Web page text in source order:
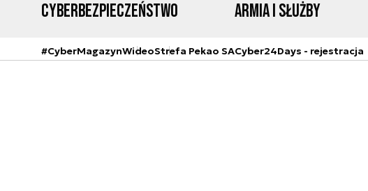
Cyberbezpieczeństwo Armia i Służby
#CyberMagazynWideoStrefa Pekao SACyber24Days - rejestracja